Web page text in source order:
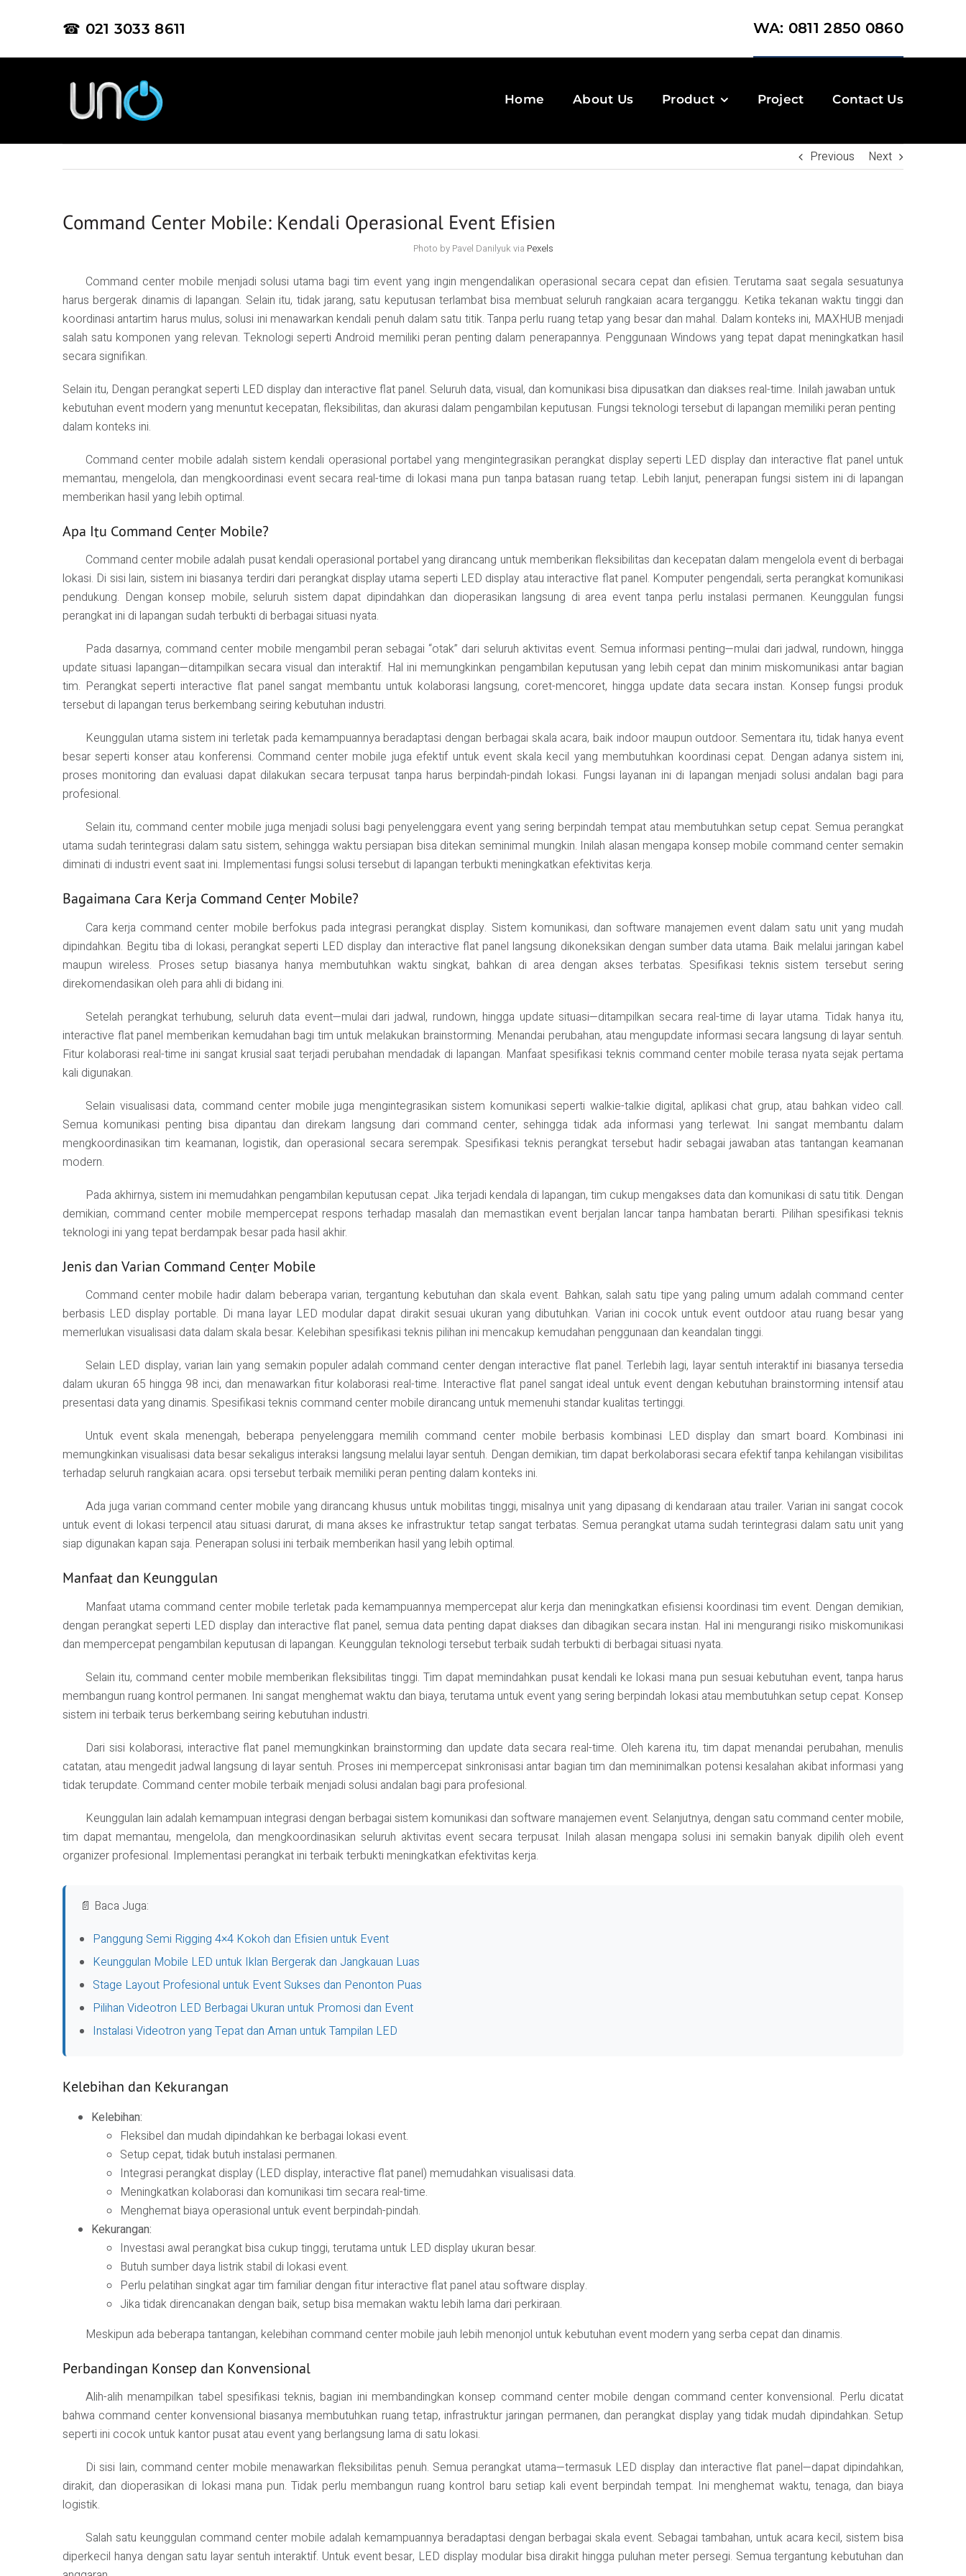
☎ 021 3033 8611 WA: 0811 2850 0860
Home About Us Product Project Contact Us
Previous Next
Command Center Mobile: Kendali Operasional Event Efisien
Photo by Pavel Danilyuk via Pexels
Command center mobile menjadi solusi utama bagi tim event yang ingin mengendalikan operasional secara cepat dan efisien. Terutama saat segala sesuatunya
harus bergerak dinamis di lapangan. Selain itu, tidak jarang, satu keputusan terlambat bisa membuat seluruh rangkaian acara terganggu. Ketika tekanan waktu tinggi dan
koordinasi antartim harus mulus, solusi ini menawarkan kendali penuh dalam satu titik. Tanpa perlu ruang tetap yang besar dan mahal. Dalam konteks ini, MAXHUB menjadi
salah satu komponen yang relevan. Teknologi seperti Android memiliki peran penting dalam penerapannya. Penggunaan Windows yang tepat dapat meningkatkan hasil
secara signifikan.
Selain itu, Dengan perangkat seperti LED display dan interactive flat panel. Seluruh data, visual, dan komunikasi bisa dipusatkan dan diakses real-time. Inilah jawaban untuk
kebutuhan event modern yang menuntut kecepatan, fleksibilitas, dan akurasi dalam pengambilan keputusan. Fungsi teknologi tersebut di lapangan memiliki peran penting
dalam konteks ini.
Command center mobile adalah sistem kendali operasional portabel yang mengintegrasikan perangkat display seperti LED display dan interactive flat panel untuk
memantau, mengelola, dan mengkoordinasi event secara real-time di lokasi mana pun tanpa batasan ruang tetap. Lebih lanjut, penerapan fungsi sistem ini di lapangan
memberikan hasil yang lebih optimal.
Apa Itu Command Center Mobile?
Command center mobile adalah pusat kendali operasional portabel yang dirancang untuk memberikan fleksibilitas dan kecepatan dalam mengelola event di berbagai
lokasi. Di sisi lain, sistem ini biasanya terdiri dari perangkat display utama seperti LED display atau interactive flat panel. Komputer pengendali, serta perangkat komunikasi
pendukung. Dengan konsep mobile, seluruh sistem dapat dipindahkan dan dioperasikan langsung di area event tanpa perlu instalasi permanen. Keunggulan fungsi
perangkat ini di lapangan sudah terbukti di berbagai situasi nyata.
Pada dasarnya, command center mobile mengambil peran sebagai “otak” dari seluruh aktivitas event. Semua informasi penting—mulai dari jadwal, rundown, hingga
update situasi lapangan—ditampilkan secara visual dan interaktif. Hal ini memungkinkan pengambilan keputusan yang lebih cepat dan minim miskomunikasi antar bagian
tim. Perangkat seperti interactive flat panel sangat membantu untuk kolaborasi langsung, coret-mencoret, hingga update data secara instan. Konsep fungsi produk
tersebut di lapangan terus berkembang seiring kebutuhan industri.
Keunggulan utama sistem ini terletak pada kemampuannya beradaptasi dengan berbagai skala acara, baik indoor maupun outdoor. Sementara itu, tidak hanya event
besar seperti konser atau konferensi. Command center mobile juga efektif untuk event skala kecil yang membutuhkan koordinasi cepat. Dengan adanya sistem ini,
proses monitoring dan evaluasi dapat dilakukan secara terpusat tanpa harus berpindah-pindah lokasi. Fungsi layanan ini di lapangan menjadi solusi andalan bagi para
profesional.
Selain itu, command center mobile juga menjadi solusi bagi penyelenggara event yang sering berpindah tempat atau membutuhkan setup cepat. Semua perangkat
utama sudah terintegrasi dalam satu sistem, sehingga waktu persiapan bisa ditekan seminimal mungkin. Inilah alasan mengapa konsep mobile command center semakin
diminati di industri event saat ini. Implementasi fungsi solusi tersebut di lapangan terbukti meningkatkan efektivitas kerja.
Bagaimana Cara Kerja Command Center Mobile?
Cara kerja command center mobile berfokus pada integrasi perangkat display. Sistem komunikasi, dan software manajemen event dalam satu unit yang mudah
dipindahkan. Begitu tiba di lokasi, perangkat seperti LED display dan interactive flat panel langsung dikoneksikan dengan sumber data utama. Baik melalui jaringan kabel
maupun wireless. Proses setup biasanya hanya membutuhkan waktu singkat, bahkan di area dengan akses terbatas. Spesifikasi teknis sistem tersebut sering
direkomendasikan oleh para ahli di bidang ini.
Setelah perangkat terhubung, seluruh data event—mulai dari jadwal, rundown, hingga update situasi—ditampilkan secara real-time di layar utama. Tidak hanya itu,
interactive flat panel memberikan kemudahan bagi tim untuk melakukan brainstorming. Menandai perubahan, atau mengupdate informasi secara langsung di layar sentuh.
Fitur kolaborasi real-time ini sangat krusial saat terjadi perubahan mendadak di lapangan. Manfaat spesifikasi teknis command center mobile terasa nyata sejak pertama
kali digunakan.
Selain visualisasi data, command center mobile juga mengintegrasikan sistem komunikasi seperti walkie-talkie digital, aplikasi chat grup, atau bahkan video call.
Semua komunikasi penting bisa dipantau dan direkam langsung dari command center, sehingga tidak ada informasi yang terlewat. Ini sangat membantu dalam
mengkoordinasikan tim keamanan, logistik, dan operasional secara serempak. Spesifikasi teknis perangkat tersebut hadir sebagai jawaban atas tantangan keamanan
modern.
Pada akhirnya, sistem ini memudahkan pengambilan keputusan cepat. Jika terjadi kendala di lapangan, tim cukup mengakses data dan komunikasi di satu titik. Dengan
demikian, command center mobile mempercepat respons terhadap masalah dan memastikan event berjalan lancar tanpa hambatan berarti. Pilihan spesifikasi teknis
teknologi ini yang tepat berdampak besar pada hasil akhir.
Jenis dan Varian Command Center Mobile
Command center mobile hadir dalam beberapa varian, tergantung kebutuhan dan skala event. Bahkan, salah satu tipe yang paling umum adalah command center
berbasis LED display portable. Di mana layar LED modular dapat dirakit sesuai ukuran yang dibutuhkan. Varian ini cocok untuk event outdoor atau ruang besar yang
memerlukan visualisasi data dalam skala besar. Kelebihan spesifikasi teknis pilihan ini mencakup kemudahan penggunaan dan keandalan tinggi.
Selain LED display, varian lain yang semakin populer adalah command center dengan interactive flat panel. Terlebih lagi, layar sentuh interaktif ini biasanya tersedia
dalam ukuran 65 hingga 98 inci, dan menawarkan fitur kolaborasi real-time. Interactive flat panel sangat ideal untuk event dengan kebutuhan brainstorming intensif atau
presentasi data yang dinamis. Spesifikasi teknis command center mobile dirancang untuk memenuhi standar kualitas tertinggi.
Untuk event skala menengah, beberapa penyelenggara memilih command center mobile berbasis kombinasi LED display dan smart board. Kombinasi ini
memungkinkan visualisasi data besar sekaligus interaksi langsung melalui layar sentuh. Dengan demikian, tim dapat berkolaborasi secara efektif tanpa kehilangan visibilitas
terhadap seluruh rangkaian acara. opsi tersebut terbaik memiliki peran penting dalam konteks ini.
Ada juga varian command center mobile yang dirancang khusus untuk mobilitas tinggi, misalnya unit yang dipasang di kendaraan atau trailer. Varian ini sangat cocok
untuk event di lokasi terpencil atau situasi darurat, di mana akses ke infrastruktur tetap sangat terbatas. Semua perangkat utama sudah terintegrasi dalam satu unit yang
siap digunakan kapan saja. Penerapan solusi ini terbaik memberikan hasil yang lebih optimal.
Manfaat dan Keunggulan
Manfaat utama command center mobile terletak pada kemampuannya mempercepat alur kerja dan meningkatkan efisiensi koordinasi tim event. Dengan demikian,
dengan perangkat seperti LED display dan interactive flat panel, semua data penting dapat diakses dan dibagikan secara instan. Hal ini mengurangi risiko miskomunikasi
dan mempercepat pengambilan keputusan di lapangan. Keunggulan teknologi tersebut terbaik sudah terbukti di berbagai situasi nyata.
Selain itu, command center mobile memberikan fleksibilitas tinggi. Tim dapat memindahkan pusat kendali ke lokasi mana pun sesuai kebutuhan event, tanpa harus
membangun ruang kontrol permanen. Ini sangat menghemat waktu dan biaya, terutama untuk event yang sering berpindah lokasi atau membutuhkan setup cepat. Konsep
sistem ini terbaik terus berkembang seiring kebutuhan industri.
Dari sisi kolaborasi, interactive flat panel memungkinkan brainstorming dan update data secara real-time. Oleh karena itu, tim dapat menandai perubahan, menulis
catatan, atau mengedit jadwal langsung di layar sentuh. Proses ini mempercepat sinkronisasi antar bagian tim dan meminimalkan potensi kesalahan akibat informasi yang
tidak terupdate. Command center mobile terbaik menjadi solusi andalan bagi para profesional.
Keunggulan lain adalah kemampuan integrasi dengan berbagai sistem komunikasi dan software manajemen event. Selanjutnya, dengan satu command center mobile,
tim dapat memantau, mengelola, dan mengkoordinasikan seluruh aktivitas event secara terpusat. Inilah alasan mengapa solusi ini semakin banyak dipilih oleh event
organizer profesional. Implementasi perangkat ini terbaik terbukti meningkatkan efektivitas kerja.
📄 Baca Juga:
Panggung Semi Rigging 4×4 Kokoh dan Efisien untuk Event
Keunggulan Mobile LED untuk Iklan Bergerak dan Jangkauan Luas
Stage Layout Profesional untuk Event Sukses dan Penonton Puas
Pilihan Videotron LED Berbagai Ukuran untuk Promosi dan Event
Instalasi Videotron yang Tepat dan Aman untuk Tampilan LED
Kelebihan dan Kekurangan
Kelebihan:
Fleksibel dan mudah dipindahkan ke berbagai lokasi event.
Setup cepat, tidak butuh instalasi permanen.
Integrasi perangkat display (LED display, interactive flat panel) memudahkan visualisasi data.
Meningkatkan kolaborasi dan komunikasi tim secara real-time.
Menghemat biaya operasional untuk event berpindah-pindah.
Kekurangan:
Investasi awal perangkat bisa cukup tinggi, terutama untuk LED display ukuran besar.
Butuh sumber daya listrik stabil di lokasi event.
Perlu pelatihan singkat agar tim familiar dengan fitur interactive flat panel atau software display.
Jika tidak direncanakan dengan baik, setup bisa memakan waktu lebih lama dari perkiraan.
Meskipun ada beberapa tantangan, kelebihan command center mobile jauh lebih menonjol untuk kebutuhan event modern yang serba cepat dan dinamis.
Perbandingan Konsep dan Konvensional
Alih-alih menampilkan tabel spesifikasi teknis, bagian ini membandingkan konsep command center mobile dengan command center konvensional. Perlu dicatat
bahwa command center konvensional biasanya membutuhkan ruang tetap, infrastruktur jaringan permanen, dan perangkat display yang tidak mudah dipindahkan. Setup
seperti ini cocok untuk kantor pusat atau event yang berlangsung lama di satu lokasi.
Di sisi lain, command center mobile menawarkan fleksibilitas penuh. Semua perangkat utama—termasuk LED display dan interactive flat panel—dapat dipindahkan,
dirakit, dan dioperasikan di lokasi mana pun. Tidak perlu membangun ruang kontrol baru setiap kali event berpindah tempat. Ini menghemat waktu, tenaga, dan biaya
logistik.
Salah satu keunggulan command center mobile adalah kemampuannya beradaptasi dengan berbagai skala event. Sebagai tambahan, untuk acara kecil, sistem bisa
diperkecil hanya dengan satu layar sentuh interaktif. Untuk event besar, LED display modular bisa dirakit hingga puluhan meter persegi. Semua tergantung kebutuhan dan